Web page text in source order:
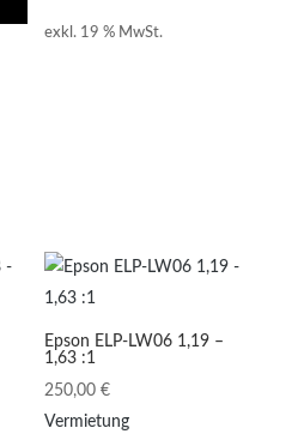
exkl. 19 % MwSt.
Epson ELP-LW06 1,19 –
1,63 :1
250,00€
Vermietung